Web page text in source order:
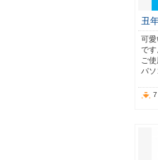
丑
可愛
です
ご
パ
7